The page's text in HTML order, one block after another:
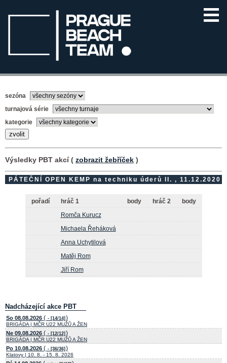
sezóna
turnajová série
kategorie
Výsledky PBT akcí ( zobrazit žebříček )
PÁTEČNÍ OPEN KEMP na techniku úderů II. , 11.12.2020
pořadí hráč 1 body hráč 2
body
Romča Kurucz
Michaela Řeháková
Anna Uchytilová
Matěj Rom
Jiří Rom
Nadcházející akce PBT
So 08.08.2026 ( - [14/14] )
BRIGÁDA | MČR U22 MUŽŮ A ŽEN
Ne 09.08.2026 ( - [12/12] )
BRIGÁDA | MČR U22 MUŽŮ A ŽEN
Po 10.08.2026 ( - [36/36] )
Klatovy | 10. 8. - 15. 8. 2026